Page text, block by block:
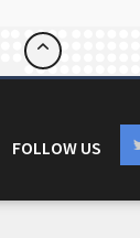
FOLLOW US